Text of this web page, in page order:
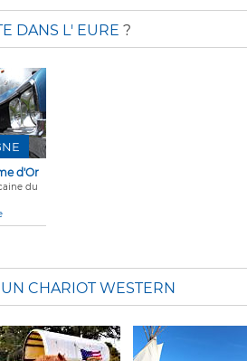
DANS L' EURE ?
d'Or
du
CHARIOT WESTERN